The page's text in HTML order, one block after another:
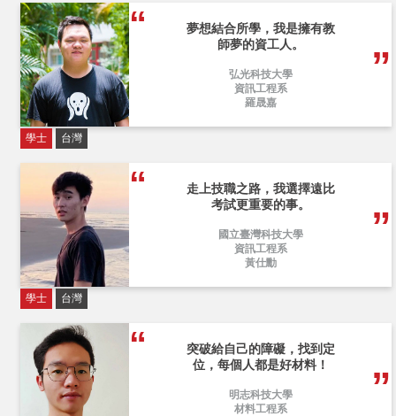
夢想結合所學，我是擁有教
師夢的資工人。
弘光科技大學
資訊工程系
羅晟嘉
學士 台灣
走上技職之路，我選擇遠比
考試更重要的事。
國立臺灣科技大學
資訊工程系
黃仕勳
學士 台灣
突破給自己的障礙，找到定
位，每個人都是好材料！
明志科技大學
材料工程系